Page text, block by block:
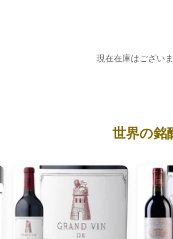
現在在庫はござい
世界の銘